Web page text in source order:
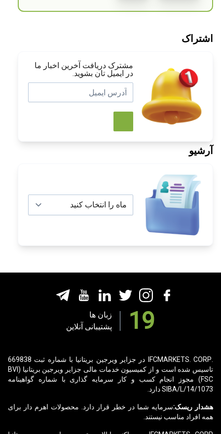
اشتراک
مشترک دریافت آخرین اخبار ما
در ایمیل تان بشوید.
آرشیو
19
زبان ها
پشتیبانی آنلاین
.IFCMARKETS. CORP در جزایر ویرجین بریتانیا با شماره ثبت 669838
تاسیس شده است و از کمیسیون خدمات مالی جزایر ویرجین بریتانیا (BVI
FSC) مجوز انجام کسب و کار سرمایه گذاری با
شماره گواهینامه
SIBA/L/14/1073دارد.
هشدار ریسک:سرمایه شما در خطر قرار دارد. محصولات اهرم دار برای
همه افراد مناسب نیستند.